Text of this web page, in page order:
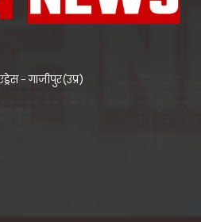
- गाजीपुर(उप्र)